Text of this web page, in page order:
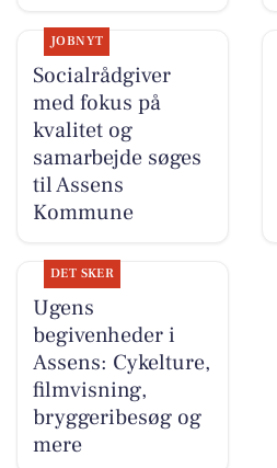
JOBNYT
Socialrådgiver
med fokus på
kvalitet og
samarbejde søges
til Assens
Kommune
DET SKER
Ugens
begivenheder i
Assens: Cykelture,
filmvisning,
bryggeribesøg og
mere